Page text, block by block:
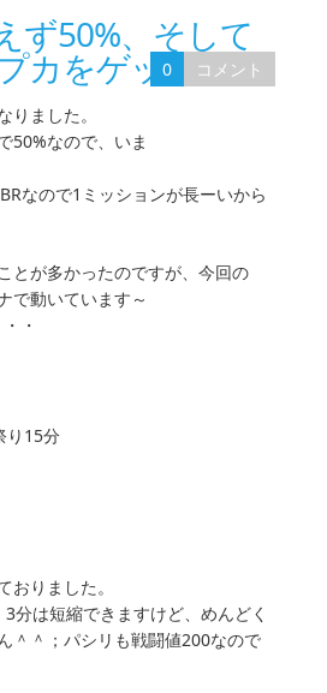
ず50%、そして
カをゲット
0
コメント
りました。
50%なので、いま
なので1ミッションが長ーいから
とが多かったのですが、今回の
で動いています～
・
り15分
おりました。
分は短縮できますけど、めんどく
＾＾；パシリも戦闘値200なので